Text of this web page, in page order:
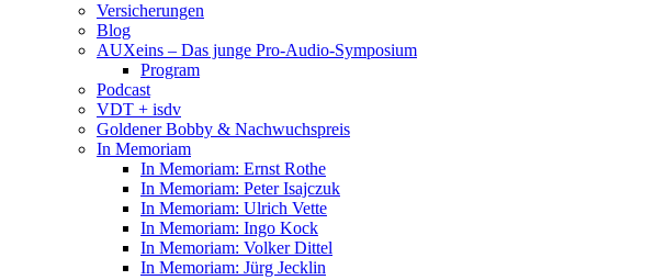
Versicherungen
Blog
AUXeins – Das junge Pro-Audio-Symposium
Program
Podcast
VDT + isdv
Goldener Bobby & Nachwuchspreis
In Memoriam
In Memoriam: Ernst Rothe
In Memoriam: Peter Isajczuk
In Memoriam: Ulrich Vette
In Memoriam: Ingo Kock
In Memoriam: Volker Dittel
In Memoriam: Jürg Jecklin